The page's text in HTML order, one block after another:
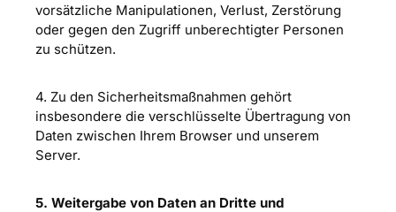
vorsätzliche Manipulationen, Verlust, Zerstörung
oder gegen den Zugriff unberechtigter Personen
zu schützen.
4. Zu den Sicherheitsmaßnahmen gehört
insbesondere die verschlüsselte Übertragung von
Daten zwischen Ihrem Browser und unserem
Server.
5. Weitergabe von Daten an Dritte und